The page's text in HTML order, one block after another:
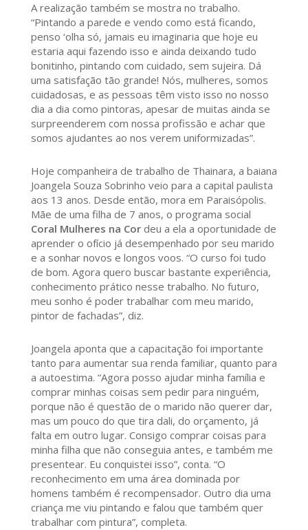
A realização também se mostra no trabalho.
“Pintando a parede e vendo como está ficando,
penso ‘olha só, jamais eu imaginaria que hoje eu
estaria aqui fazendo isso e ainda deixando tudo
bonitinho, pintando com cuidado, sem sujeira. Dá
uma satisfação tão grande! Nós, mulheres, somos
cuidadosas, e as pessoas têm visto isso no nosso
dia a dia como pintoras, apesar de muitas ainda se
surpreenderem com nossa profissão e achar que
somos ajudantes ao nos verem uniformizadas”.
Hoje companheira de trabalho de Thainara, a baiana
Joangela Souza Sobrinho veio para a capital paulista
aos 13 anos. Desde então, mora em Paraisópolis.
Mãe de uma filha de 7 anos, o programa social
Coral Mulheres na Cordeu a ela a oportunidade de
aprender o ofício já desempenhado por seu marido
e a sonhar novos e longos voos. “O curso foi tudo
de bom. Agora quero buscar bastante experiência,
conhecimento prático nesse trabalho. No futuro,
meu sonho é poder trabalhar com meu marido,
pintor de fachadas”, diz.
Joangela aponta que a capacitação foi importante
tanto para aumentar sua renda familiar, quanto para
a autoestima. “Agora posso ajudar minha família e
comprar minhas coisas sem pedir para ninguém,
porque não é questão de o marido não querer dar,
mas um pouco do que tira dali, do orçamento, já
falta em outro lugar. Consigo comprar coisas para
minha filha que não conseguia antes, e também me
presentear. Eu conquistei isso”, conta. “O
reconhecimento em uma área dominada por
homens também é recompensador. Outro dia uma
criança me viu pintando e falou que também quer
trabalhar com pintura”, completa.